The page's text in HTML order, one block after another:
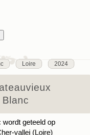
Loire
2024
wordt geteeld op
vallei (Loire)